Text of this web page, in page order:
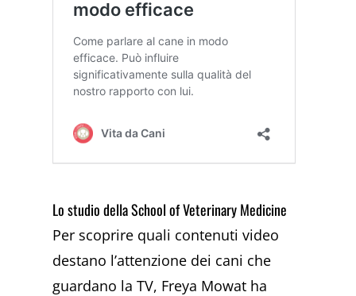
Lo studio della School of Veterinary Medicine
Per scoprire quali contenuti video
destano l’attenzione dei cani che
guardano la TV, Freya Mowat ha